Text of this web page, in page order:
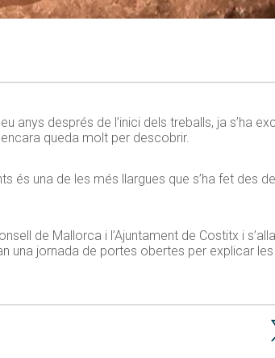
anys després de l’inici dels treballs, ja s’ha
queda molt per descobrir.
és una de les més llargues que s’ha fet des
de Mallorca i l’Ajuntament de Costitx i
una jornada de portes obertes per explicar